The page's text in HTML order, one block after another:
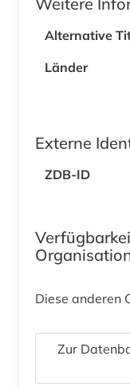
Alternative
Länder
Externe
ZDB-ID
Diese anderen
Zur